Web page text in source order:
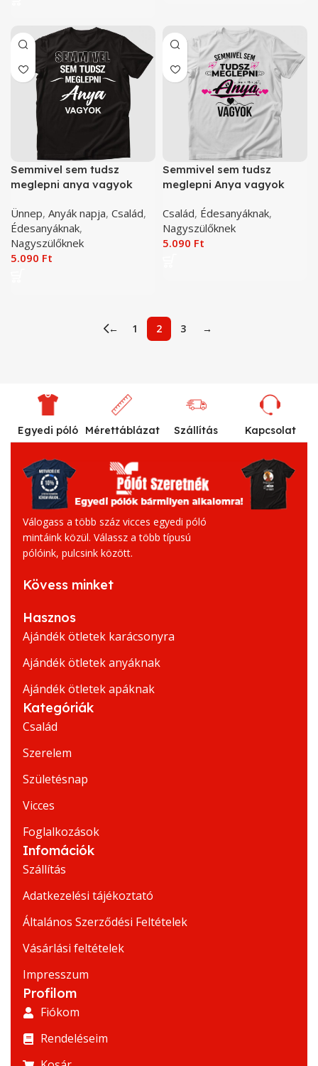
Semmivel sem tudsz
meglepni anya vagyok
Ünnep, Anyák napja, Család,
Édesanyáknak,
Nagyszülőknek
5.090 Ft
Semmivel sem tudsz
meglepni Anya vagyok
Család, Édesanyáknak,
Nagyszülőknek
5.090 Ft
← 1 2 3 →
Egyedi póló Mérettáblázat Szállítás Kapcsolat
Válogass a több száz vicces egyedi póló
mintáink közül. Válassz a több típusú
pólóink, pulcsink között.
Kövess minket
Hasznos
Ajándék ötletek karácsonyra
Ajándék ötletek anyáknak
Ajándék ötletek apáknak
Kategóriák
Család
Szerelem
Születésnap
Vicces
Foglalkozások
Infomációk
Szállítás
Adatkezelési tájékoztató
Általános Szerződési Feltételek
Vásárlási feltételek
Impresszum
Profilom
Fiókom
Rendeléseim